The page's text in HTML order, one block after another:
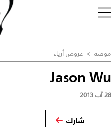
موضة > عروض أزياء
Jason Wu
28 آب 2013
شارك